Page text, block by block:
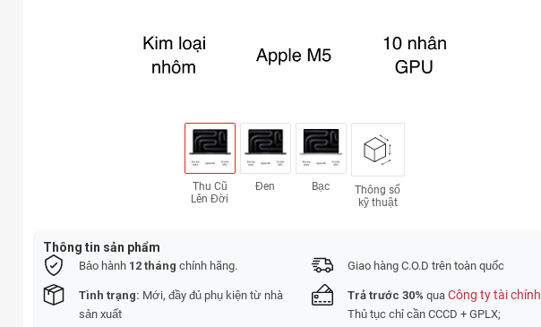
Thu Cũ
Lên Đời
Đen Bạc
Thông số
kỹ thuật
Thông tin sản phẩm
Bảo hành12 tháng chính hãng. Giao hàng C.O.D trên toàn quốc
Tình trạng: Mới, đầy đủ phụ kiện từ nhà
sản xuất
Trả trước 30% qua Công ty tài chính
Thủ tục chỉ cần CCCD + GPLX;